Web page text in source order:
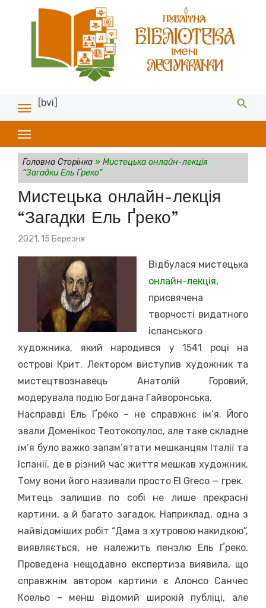
[bvi]
Головна Сторінка» Мистецька онлайн-лекція
“Загадки Ель Ґреко”
Мистецька онлайн-лекція
“Загадки Ель Ґреко”
Posted
2021, 15 Березня
Відбулася мистецька
онлайн-лекція,
присвячена
творчості видатного
іспанського
художника, який народився у 1541 році на
острові Крит. Лектором виступив художник та
мистецтвознавець Анатолій Горовий,
модерувала подію Богдана Гайворонська.
Насправді Ель Ґре́ко – не справжнє ім’я. Його
звали Доменікос Теотокопулос, але таке складне
ім’я було важко запам’ятати мешканцям Італії та
Іспанії, де в різний час життя мешкав художник.
Тому вони його називали просто El Greco — грек.
Митець залишив по собі не лише прекрасні
картини, а й багато загадок. Наприклад, одна з
найвідоміших робіт “Дама з хутровою накидкою”,
виявляється, не належить пензлю Ель Ґреко.
Проведена нещодавно експертиза виявила, що
справжнім автором картини є Алонсо Санчес
Коельо – менш відомий широкій публіці, але